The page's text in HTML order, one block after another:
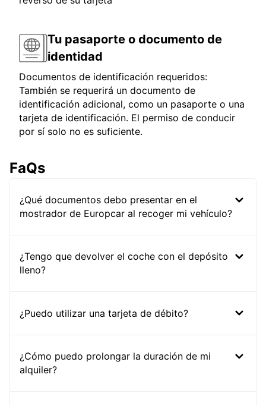
Tu pasaporte o documento de
identidad
Documentos de identificación requeridos:
También se requerirá un documento de
identificación adicional, como un pasaporte o una
tarjeta de identificación. El permiso de conducir
por sí solo no es suficiente.
FaQs
¿Qué documentos debo presentar en el
mostrador de Europcar al recoger mi vehículo?
¿Tengo que devolver el coche con el depósito
lleno?
¿Puedo utilizar una tarjeta de débito?
¿Cómo puedo prolongar la duración de mi
alquiler?